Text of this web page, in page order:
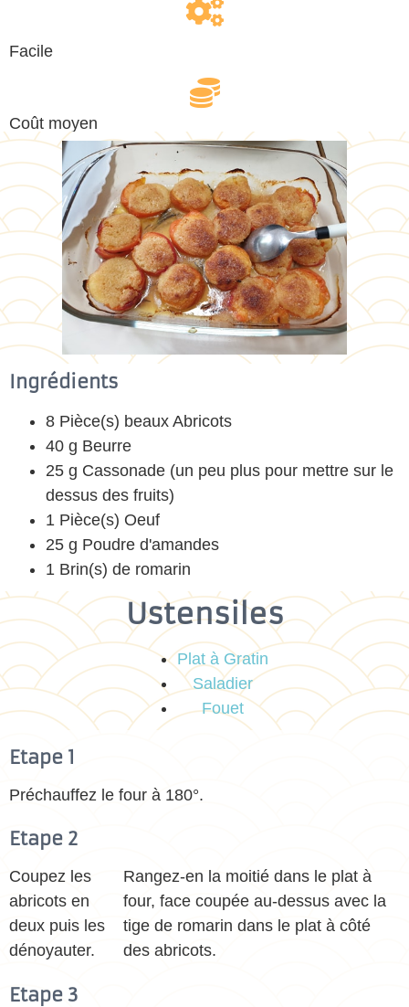
Facile
Coût moyen
Ingrédients
8 Pièce(s) beaux Abricots
40 g Beurre
25 g Cassonade (un peu plus pour mettre sur le
dessus des fruits)
1 Pièce(s) Oeuf
25 g Poudre d'amandes
1 Brin(s) de romarin
Ustensiles
Plat à Gratin
Saladier
Fouet
Etape 1
Préchauffez le four à 180°.
Etape 2
Coupez les
abricots en
deux puis les
dénoyauter.
Rangez-en la moitié dans le plat à
four, face coupée au-dessus avec la
tige de romarin dans le plat à côté
des abricots.
Etape 3